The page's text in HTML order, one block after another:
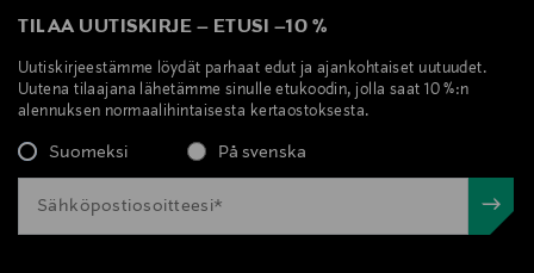
TILAA UUTISKIRJE – ETUSI –10 %
Uutiskirjeestämme löydät parhaat edut ja ajankohtaiset uutuudet.
Uutena tilaajana lähetämme sinulle etukoodin, jolla saat 10 %:n
alennuksen normaalihintaisesta kertaostoksesta.
Suomeksi På svenska